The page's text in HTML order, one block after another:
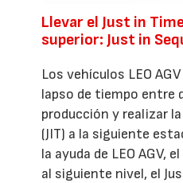
Llevar el Just in
superior: Just in
Los vehículos LEO
lapso de tiempo entre
producción y realizar
(JIT) a la siguiente
la ayuda de LEO AGV,
al siguiente nivel, el